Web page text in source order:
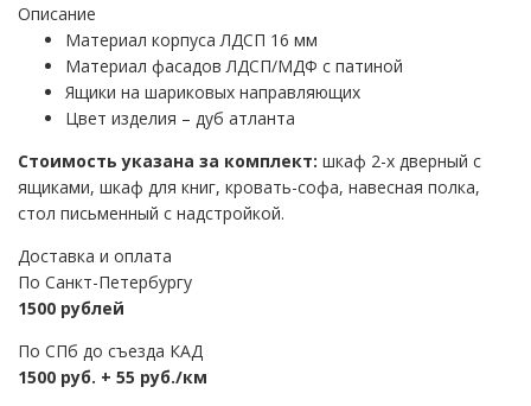
Описание
Материал корпуса ЛДСП 16 мм
Материал фасадов ЛДСП/МДФ с патиной
Ящики на шариковых направляющих
Цвет изделия – дуб атланта
Стоимость указана за комплект: шкаф 2-х дверный с
ящиками, шкаф для книг, кровать-софа, навесная полка,
стол письменный с надстройкой.
Доставка и оплата
По Санкт-Петербургу
1500 рублей
По СПб до съезда КАД
1500 руб. + 55 руб./км